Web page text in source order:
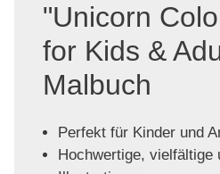
"Unicorn
for Kids &
Malbuch
Perfekt für Kinder und
Hochwertige, vielfältige